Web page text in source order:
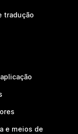
tradução
e meios de